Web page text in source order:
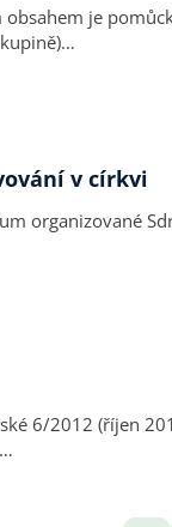
je
v církvi
organizované
Radou. Mezi letošní společná témata